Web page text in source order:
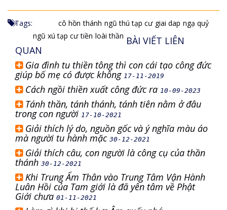
Tags: cô hồn thánh ngũ thú tạp cư giai dap ngạ quỷ
ngũ xú tạp cư tiền loài thần BÀI VIẾT LIÊN
QUAN
Gia đình tu thiền tông thì con cái tạo công đức
giúp bố mẹ có được không 17-11-2019
Cách ngồi thiền xuất công đức ra 10-09-2023
Tánh thần, tánh thánh, tánh tiên nằm ở đâu
trong con người 17-10-2021
Giải thích lý do, nguồn gốc và ý nghĩa màu áo
mà người tu hành mặc 30-12-2021
Giải thích câu, con người là công cụ của thần
thánh 30-12-2021
Khi Trung Ấm Thân vào Trung Tâm Vận Hành
Luân Hồi của Tam giới là đã yên tâm về Phật
Giới chưa 01-11-2021